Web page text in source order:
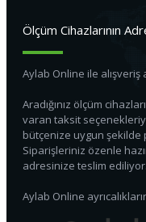
Ölçüm Cihazlarının
Aylab Online ile alışveriş
Aradığınız ölçüm
varan taksit
bütçenize uygun şekilde
Siparişleriniz özenle
adresinize teslim ediliyor.
Aylab Online